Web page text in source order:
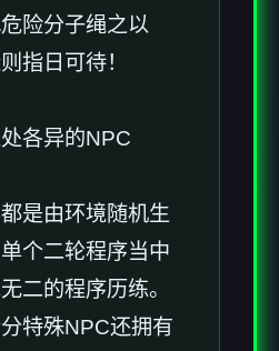
险分子绳之以
指日可待！
各异的NPC
是由环境随机生
个二轮程序当中
二的程序历练。
特殊NPC还拥有